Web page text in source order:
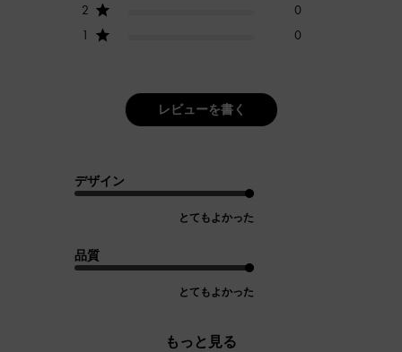
2
0
1
0
レビューを書く
デザイン
とてもよかった
品質
とてもよかった
もっと見る